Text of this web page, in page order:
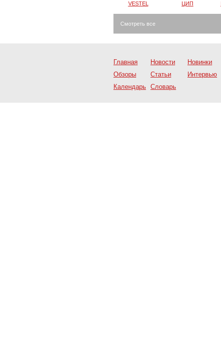
VESTEL ЦИП
Смотреть все
Главная Новости
Новинки
Обзоры
Статьи
Интервью
Календарь Словарь